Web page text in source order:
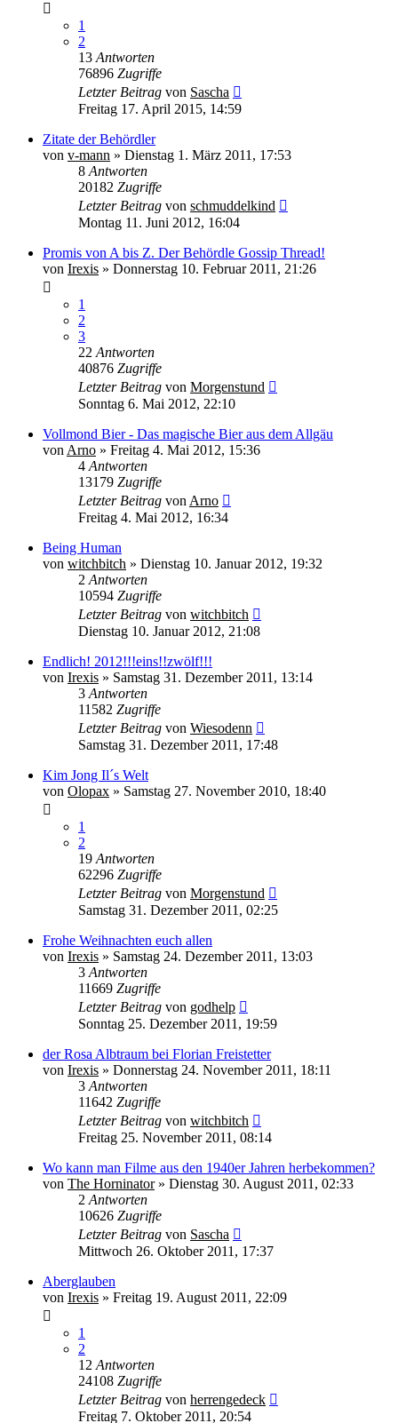
1
2
13 Antworten
76896 Zugriffe
Letzter Beitrag von Sascha
Freitag 17. April 2015, 14:59
Zitate der Behördler
von v-mann » Dienstag 1. März 2011, 17:53
8 Antworten
20182 Zugriffe
Letzter Beitrag von schmuddelkind
Montag 11. Juni 2012, 16:04
Promis von A bis Z. Der Behördle Gossip Thread!
von Irexis » Donnerstag 10. Februar 2011, 21:26
1
2
3
22 Antworten
40876 Zugriffe
Letzter Beitrag von Morgenstund
Sonntag 6. Mai 2012, 22:10
Vollmond Bier - Das magische Bier aus dem Allgäu
von Arno » Freitag 4. Mai 2012, 15:36
4 Antworten
13179 Zugriffe
Letzter Beitrag von Arno
Freitag 4. Mai 2012, 16:34
Being Human
von witchbitch » Dienstag 10. Januar 2012, 19:32
2 Antworten
10594 Zugriffe
Letzter Beitrag von witchbitch
Dienstag 10. Januar 2012, 21:08
Endlich! 2012!!!eins!!zwölf!!!
von Irexis » Samstag 31. Dezember 2011, 13:14
3 Antworten
11582 Zugriffe
Letzter Beitrag von Wiesodenn
Samstag 31. Dezember 2011, 17:48
Kim Jong Il´s Welt
von Olopax » Samstag 27. November 2010, 18:40
1
2
19 Antworten
62296 Zugriffe
Letzter Beitrag von Morgenstund
Samstag 31. Dezember 2011, 02:25
Frohe Weihnachten euch allen
von Irexis » Samstag 24. Dezember 2011, 13:03
3 Antworten
11669 Zugriffe
Letzter Beitrag von godhelp
Sonntag 25. Dezember 2011, 19:59
der Rosa Albtraum bei Florian Freistetter
von Irexis » Donnerstag 24. November 2011, 18:11
3 Antworten
11642 Zugriffe
Letzter Beitrag von witchbitch
Freitag 25. November 2011, 08:14
Wo kann man Filme aus den 1940er Jahren herbekommen?
von The Horninator» Dienstag 30. August 2011, 02:33
2 Antworten
10626 Zugriffe
Letzter Beitrag von Sascha
Mittwoch 26. Oktober 2011, 17:37
Aberglauben
von Irexis » Freitag 19. August 2011, 22:09
1
2
12 Antworten
24108 Zugriffe
Letzter Beitrag von herrengedeck
Freitag 7. Oktober 2011, 20:54